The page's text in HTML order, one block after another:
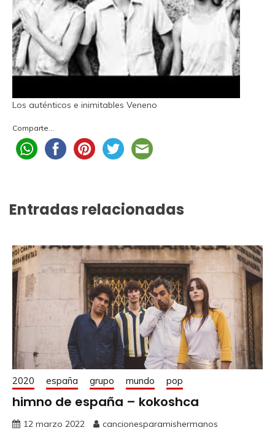
Los auténticos e inimitables Veneno
Comparte...
Entradas relacionadas
2020 españa grupo mundo pop
himno de españa – kokoshca
12 marzo 2022 cancionesparamishermanos